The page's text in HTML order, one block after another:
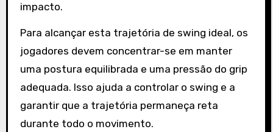
impacto.
Para alcançar esta trajetória de swing ideal, os
jogadores devem concentrar-se em manter
uma postura equilibrada e uma pressão do grip
adequada. Isso ajuda a controlar o swing e a
garantir que a trajetória permaneça reta
durante todo o movimento.